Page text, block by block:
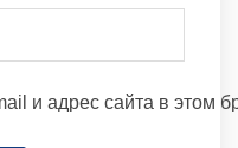
и адрес сайта в этом